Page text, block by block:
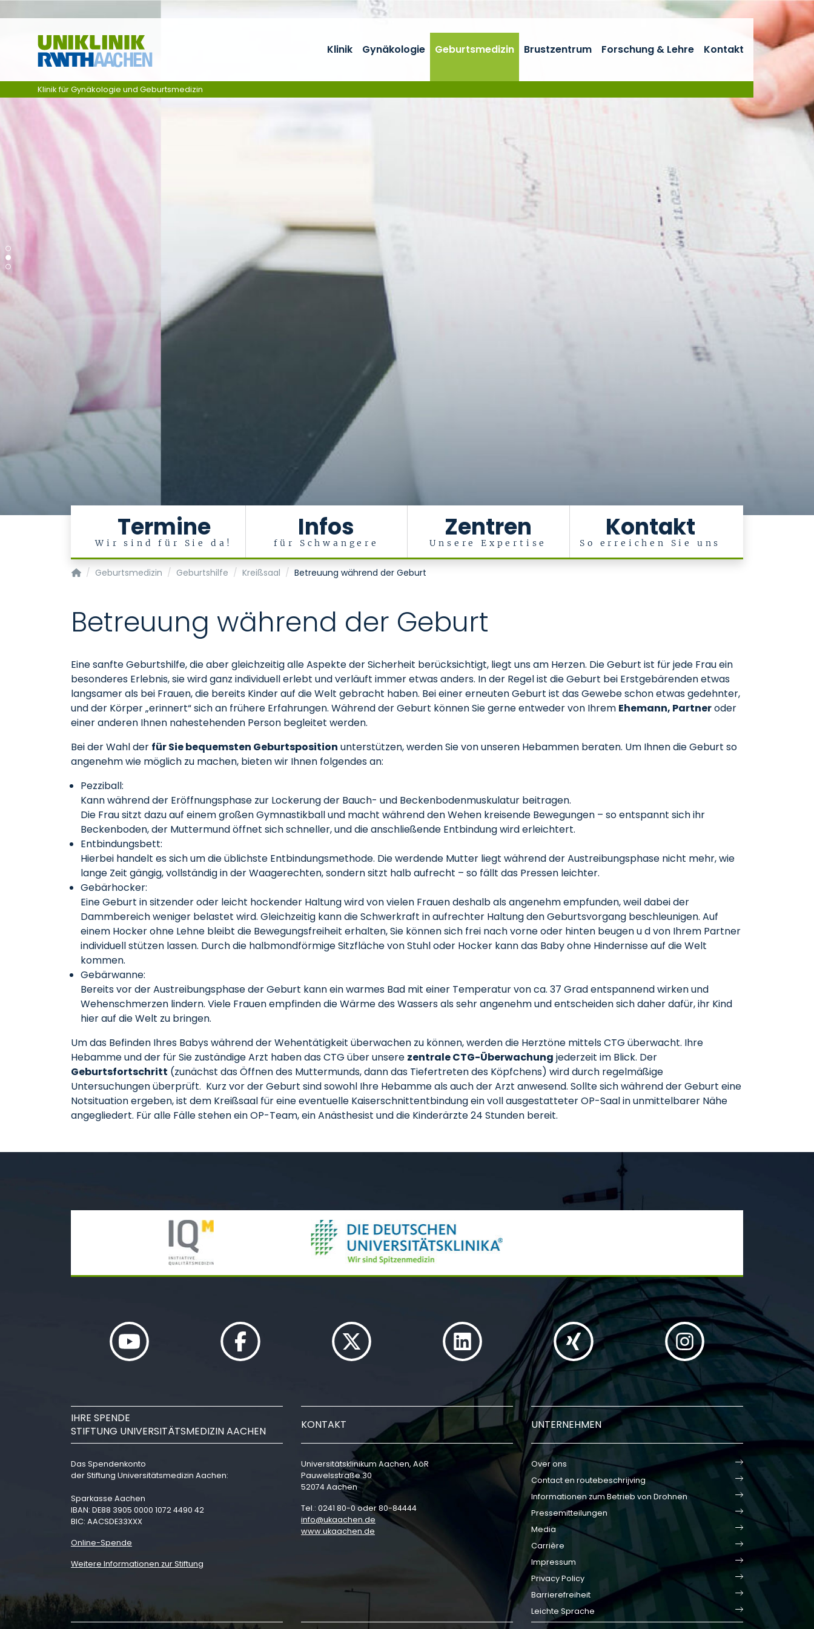
Termine
Wir sind für Sie da!
Infos
für Schwangere
Zentren
Unsere Expertise
Kontakt
So erreichen Sie uns
Klinik Gynäkologie Geburtsmedizin Brustzentrum Forschung & Lehre Kontakt
Klinik für Gynäkologie und Geburtsmedizin
Klinik für Gynäkologie und Geburtsmedizin
Geburtsmedizin Geburtshilfe Kreißsaal Betreuung während der Geburt
Betreuung während der Geburt
Eine sanfte Geburtshilfe, die aber gleichzeitig alle Aspekte der Sicherheit berücksichtigt, liegt uns am Herzen. Die Geburt ist für jede Frau ein
besonderes Erlebnis, sie wird ganz individuell erlebt und verläuft immer etwas anders. In der Regel ist die Geburt bei Erstgebärenden etwas
langsamer als bei Frauen, die bereits Kinder auf die Welt gebracht haben. Bei einer erneuten Geburt ist das Gewebe schon etwas gedehnter,
und der Körper „erinnert“ sich an frühere Erfahrungen. Während der Geburt können Sie gerne entweder von Ihrem Ehemann, Partneroder
einer anderen Ihnen nahestehenden Person begleitet werden.
Bei der Wahl der für Sie bequemsten Geburtsposition unterstützen, werden Sie von unseren Hebammen beraten. Um Ihnen die Geburt so
angenehm wie möglich zu machen, bieten wir Ihnen folgendes an:
Pezziball:
Kann während der Eröffnungsphase zur Lockerung der Bauch- und Beckenbodenmuskulatur beitragen.
Die Frau sitzt dazu auf einem großen Gymnastikball und macht während den Wehen kreisende Bewegungen – so entspannt sich ihr
Beckenboden, der Muttermund öffnet sich schneller, und die anschließende Entbindung wird erleichtert.
Entbindungsbett:
Hierbei handelt es sich um die üblichste Entbindungsmethode. Die werdende Mutter liegt während der Austreibungsphase nicht mehr, wie
lange Zeit gängig, vollständig in der Waagerechten, sondern sitzt halb aufrecht – so fällt das Pressen leichter.
Gebärhocker:
Eine Geburt in sitzender oder leicht hockender Haltung wird von vielen Frauen deshalb als angenehm empfunden, weil dabei der
Dammbereich weniger belastet wird. Gleichzeitig kann die Schwerkraft in aufrechter Haltung den Geburtsvorgang beschleunigen. Auf
einem Hocker ohne Lehne bleibt die Bewegungsfreiheit erhalten, Sie können sich frei nach vorne oder hinten beugen u d von Ihrem Partner
individuell stützen lassen. Durch die halbmondförmige Sitzfläche von Stuhl oder Hocker kann das Baby ohne Hindernisse auf die Welt
kommen.
Gebärwanne:
Bereits vor der Austreibungsphase der Geburt kann ein warmes Bad mit einer Temperatur von ca. 37 Grad entspannend wirken und
Wehenschmerzen lindern. Viele Frauen empfinden die Wärme des Wassers als sehr angenehm und entscheiden sich daher dafür, ihr Kind
hier auf die Welt zu bringen.
Um das Befinden Ihres Babys während der Wehentätigkeit überwachen zu können, werden die Herztöne mittels CTG überwacht. Ihre
Hebamme und der für Sie zuständige Arzt haben das CTG über unsere zentrale CTG-Überwachung jederzeit im Blick. Der
Geburtsfortschritt (zunächst das Öffnen des Muttermunds, dann das Tiefertreten des Köpfchens) wird durch regelmäßige
Untersuchungen überprüft. Kurz vor der Geburt sind sowohl Ihre Hebamme als auch der Arzt anwesend. Sollte sich während der Geburt eine
Notsituation ergeben, ist dem Kreißsaal für eine eventuelle Kaiserschnittentbindung ein voll ausgestatteter OP-Saal in unmittelbarer Nähe
angegliedert. Für alle Fälle stehen ein OP-Team, ein Anästhesist und die Kinderärzte 24 Stunden bereit.
IHRE SPENDE
STIFTUNG UNIVERSITÄTSMEDIZIN AACHEN
Das Spendenkonto
der Stiftung Universitätsmedizin Aachen:
Sparkasse Aachen
IBAN: DE88 3905 0000 1072 4490 42
BIC: AACSDE33XXX
Online-Spende
Weitere Informationen zur Stiftung
KONTAKT
Universitätsklinikum Aachen, AöR
Pauwelsstraße 30
52074 Aachen
Tel.: 0241 80-0 oder 80-84444
info
ukaachen de
www.ukaachen.de
UNTERNEHMEN
Over ons
Contact en routebeschrijving
Informationen zum Betrieb von Drohnen
Pressemitteilungen
Media
Carrière
Impressum
Privacy Policy
Barrierefreiheit
Leichte Sprache